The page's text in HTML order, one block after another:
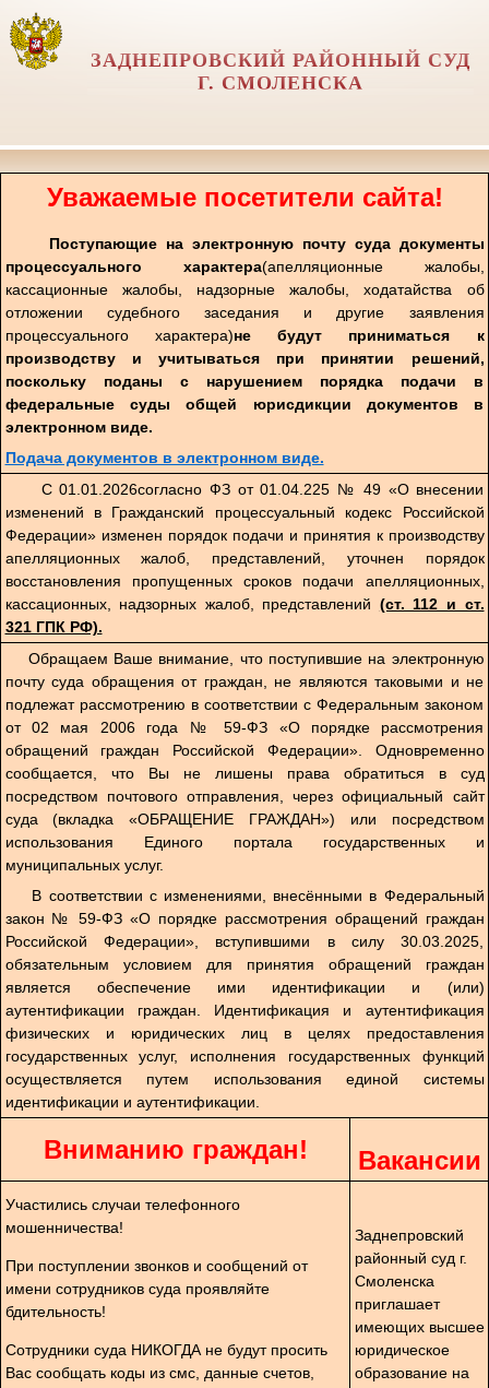
ЗАДНЕПРОВСКИЙ РАЙОННЫЙ СУД
Г. СМОЛЕНСКА
Уважаемые посетители сайта!
Поступающие на электронную почту суда документы
процессуального характера(апелляционные жалобы,
кассационные жалобы, надзорные жалобы, ходатайства об
отложении судебного заседания и другие заявления
процессуального характера)не будут приниматься к
производству и учитываться при принятии решений,
поскольку поданы с нарушением порядка подачи в
федеральные суды общей юрисдикции документов в
электронном виде.
Подача документов в электронном виде.
С 01.01.2026согласно ФЗ от 01.04.225 № 49 «О внесении
изменений в Гражданский процессуальный кодекс Российской
Федерации» изменен порядок подачи и принятия к производству
апелляционных жалоб, представлений, уточнен порядок
восстановления пропущенных сроков подачи апелляционных,
кассационных, надзорных жалоб, представлений (ст. 112 и ст.
321 ГПК РФ).
Обращаем Ваше внимание, что поступившие на электронную
почту суда обращения от граждан, не являются таковыми и не
подлежат рассмотрению в соответствии с Федеральным законом
от 02 мая 2006 года № 59-ФЗ «О порядке рассмотрения
обращений граждан Российской Федерации». Одновременно
сообщается, что Вы не лишены права обратиться в суд
посредством почтового отправления, через официальный сайт
суда (вкладка «ОБРАЩЕНИЕ ГРАЖДАН») или посредством
использования Единого портала государственных и
муниципальных услуг.
В соответствии с изменениями, внесёнными в Федеральный
закон № 59-ФЗ «О порядке рассмотрения обращений граждан
Российской Федерации», вступившими в силу 30.03.2025,
обязательным условием для принятия обращений граждан
является обеспечение ими идентификации и (или)
аутентификации граждан. Идентификация и аутентификация
физических и юридических лиц в целях предоставления
государственных услуг, исполнения государственных функций
осуществляется путем использования единой системы
идентификации и аутентификации.
Вниманию граждан! Вакансии
Участились случаи телефонного
мошенничества!
При поступлении звонков и сообщений от
имени сотрудников суда проявляйте
бдительность!
Сотрудники суда НИКОГДА не будут просить
Вас сообщать коды из смс, данные счетов,
Заднепровский
районный суд г.
Смоленска
приглашает
имеющих высшее
юридическое
образование на